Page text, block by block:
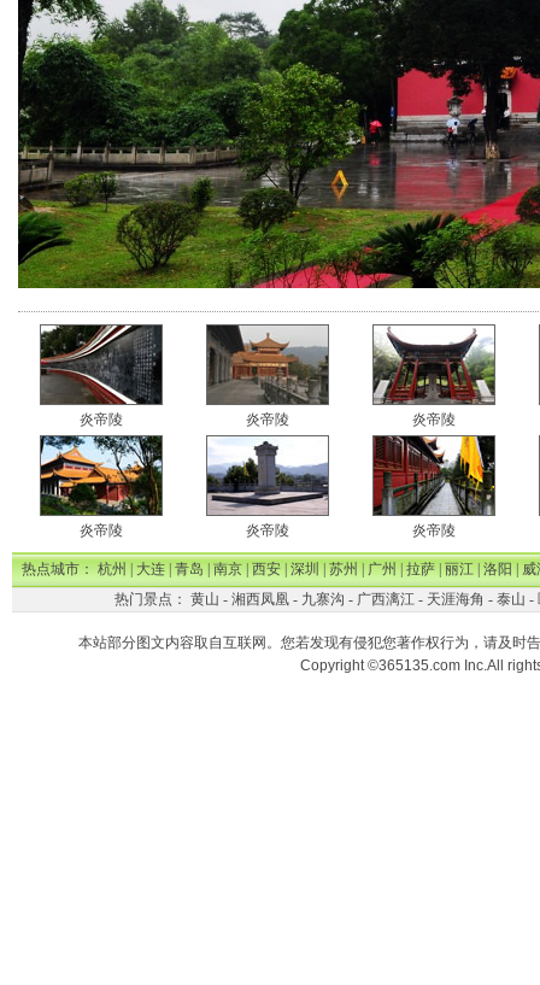
炎帝陵 炎帝陵 炎帝陵
炎帝陵 炎帝陵 炎帝陵
热点城市：杭州|大连|青岛|南京|西安|深圳|苏州|广州|拉萨|丽江|洛阳|威
热门景点： 黄山 - 湘西凤凰- 九寨沟 - 广西漓江- 天涯海角 - 泰山 -
本站部分图文内容取自互联网。您若发现有侵犯您著作权行为，请及时
Copyright ©365135.com Inc.All